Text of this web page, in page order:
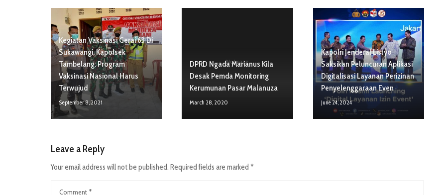
Kegiatan Vaksinasi Gerai 63 Di
Sukawangi, Kapolsek
Tambelang: Program
Vaksinasi Nasional Harus
Terwujud
September 8, 2021
No Image
DPRD Ngada Marianus Kila
Desak Pemda Monitoring
Kerumunan Pasar Malanuza
March 28, 2020
Kapolri Jenderal Listyo
Saksikan Peluncuran Aplikasi
Digitalisasi Layanan Perizinan
Penyelenggaraan Even
June 24, 2024
Leave a Reply
Your email address will not be published. Required fields are marked *